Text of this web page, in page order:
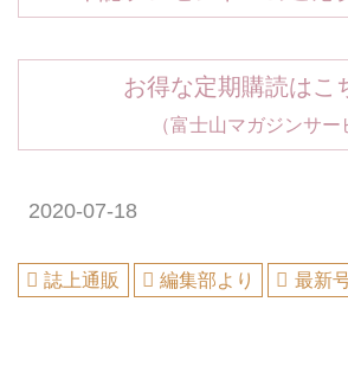
お得な定期購読はこ
（富士山マガジンサー
2020-07-18
誌上通販 編集部より 最新